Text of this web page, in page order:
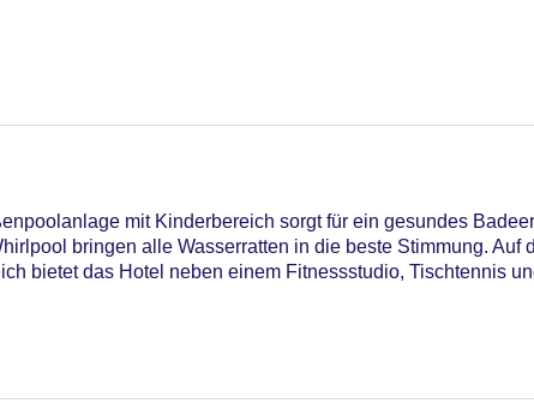
mit Kinderbereich sorgt für ein gesundes
bringen alle Wasserratten in die beste Stimmung. Auf
bietet das Hotel neben einem Fitnessstudio, Tischtennis